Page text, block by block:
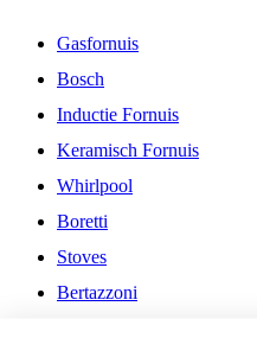
Gasfornuis
Bosch
Inductie Fornuis
Keramisch Fornuis
Whirlpool
Boretti
Stoves
Bertazzoni